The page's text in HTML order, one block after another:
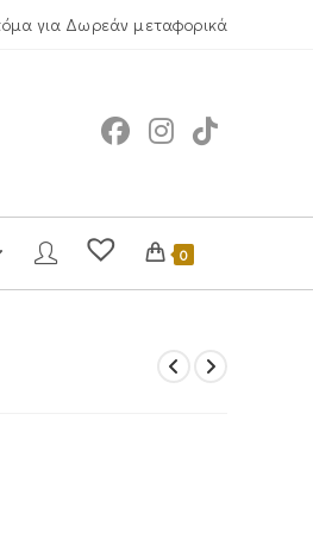
για Δωρεάν μεταφορικά
0